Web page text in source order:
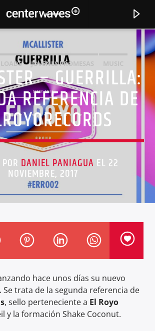
FLOWERS
Waves
JÓVENES PROMESAS
SIN CATEGORÍA
– GUERRILLA:
REFERENCIA DE
DANIEL PANIAGUA EL 22
NOVIEMBRE, 2017
hace unos días su nuevo
Se trata de la segunda referencia de
, sello perteneciente a El Royo
y la formación Shake Coconut.